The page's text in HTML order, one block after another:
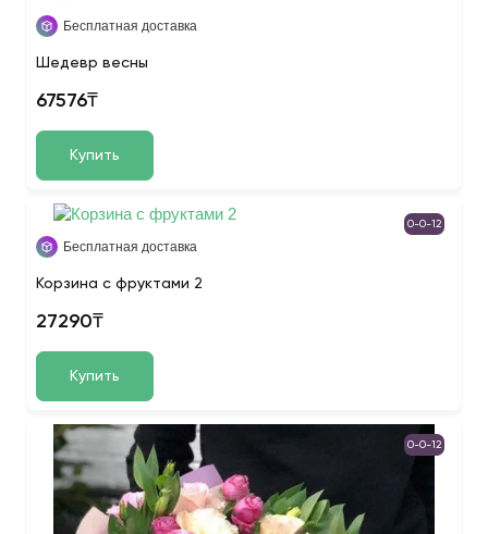
Бесплатная доставка
Шедевр весны
67576₸
Купить
0-0-12
Бесплатная доставка
Корзина с фруктами 2
27290₸
Купить
0-0-12